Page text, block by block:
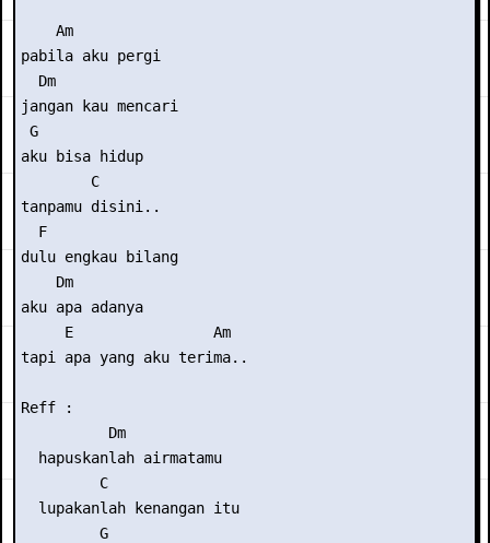
    Am
pabila aku pergi
  Dm
jangan kau mencari
G
aku bisa hidup
        C
tanpamu disini..
  F
dulu engkau bilang
    Dm
aku apa adanya
     E                Am
tapi apa yang aku terima..
Reff :
          Dm
  hapuskanlah airmatamu
         C
  lupakanlah kenangan itu
         G